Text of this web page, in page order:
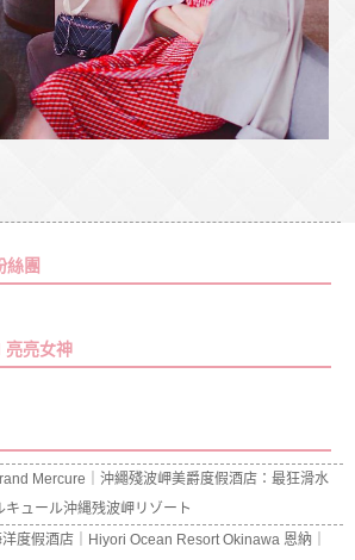
絲團
亮女神
Mercure｜沖繩殘波岬美爵度假酒店：最狂滑水
ュール沖縄残波岬リゾート
洋度假酒店｜Hiyori Ocean Resort Okinawa 恩納｜